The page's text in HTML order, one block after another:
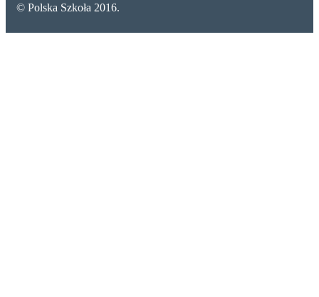
© Polska Szkoła 2016.